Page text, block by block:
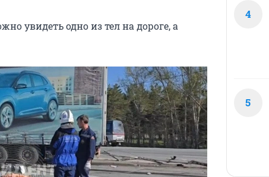
увидеть одно из тел на дороге, а
4
5